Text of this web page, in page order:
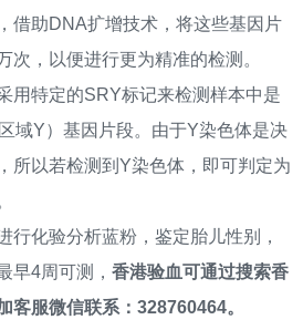
借助DNA扩增技术，将这些基因片
次，以便进行更为精准的检测。
特定的SRY标记来检测样本中是
域Y）基因片段。由于Y染色体是决
所以若检测到Y染色体，即可判定为
化验分析蓝粉，鉴定胎儿性别，
早4周可测， 香港验血可通过搜索香
客服微信联系：328760464。